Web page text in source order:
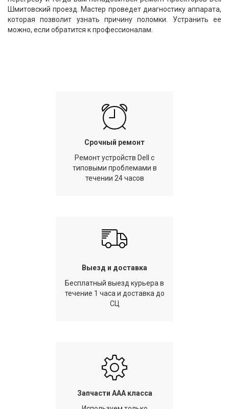
Шмитовский проезд. Мастер проведет диагностику аппарата,
которая позволит узнать причину поломки. Устранить ее
можно, если обратится к профессионалам.
Срочный ремонт
Ремонт устройств Dell с
типовыми проблемами в
течении 24 часов
Выезд и доставка
Бесплатный выезд курьера в
течение 1 часа и доставка до
СЦ
Запчасти AAA класса